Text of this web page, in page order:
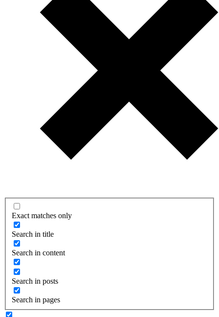
Exact matches only
Search in title
Search in content
Search in posts
Search in pages